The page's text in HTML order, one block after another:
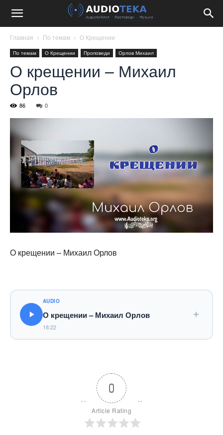
Главная По темам О Крещении
По темам О Крещении Проповеди Орлов Михаил
О крещении – Михаил
Орлов
86 0
О крещении – Михаил Орлов
AUDIO
О крещении – Михаил Орлов
18:22
0
Article Rating